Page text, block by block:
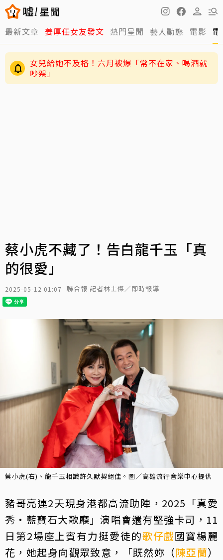
最新文章 姜厚任女友發文 熱門星聞 藝人動態 電影
女兒給她不及格！六月被爆「常不在家、喝酒就
吵架」
蔡小虎不藏了！告白龍千玉「真
的很愛」
2025-05-12 01:07 聯合報 記者林士傑／即時報導
蔡小虎(右)、龍千玉相識許久默契絕佳。圖／高雄流行音樂中心提供
豬哥亮連2天現身港都高流助陣，2025「真愛
秀・藍寶石大歌廳」演唱會還有堅強卡司，11
日第2場座上賓有力挺愛徒的歌仔戲國寶楊麗
花，她起身向觀眾致意，「既然妳（陳亞蘭）